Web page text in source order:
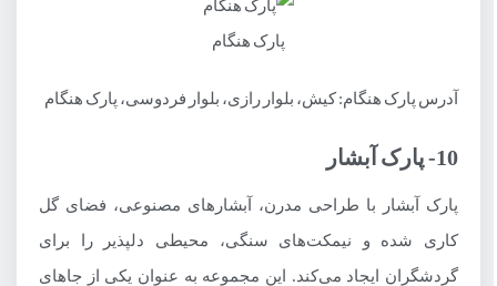
پارک هنگام
آدرس پارک هنگام: کیش، بلوار رازی، بلوار فردوسی، پارک هنگام
10- پارک آبشار
پارک آبشار با طراحی مدرن، آبشارهای مصنوعی، فضای گل
کاری شده و نیمکت‌های سنگی، محیطی دلپذیر را برای
گردشگران ایجاد می‌کند. این مجموعه به عنوان یکی از جاهای